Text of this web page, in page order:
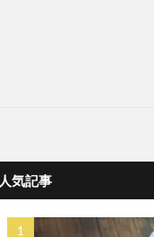
人気記事